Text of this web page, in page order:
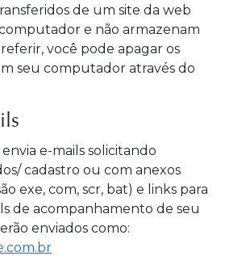
de um site da web
e não armazenam
você pode apagar os
seu computador através do
e-mails solicitando
cadastro ou com anexos
exe, com, scr, bat) e links para
de acompanhamento de seu
enviados como: